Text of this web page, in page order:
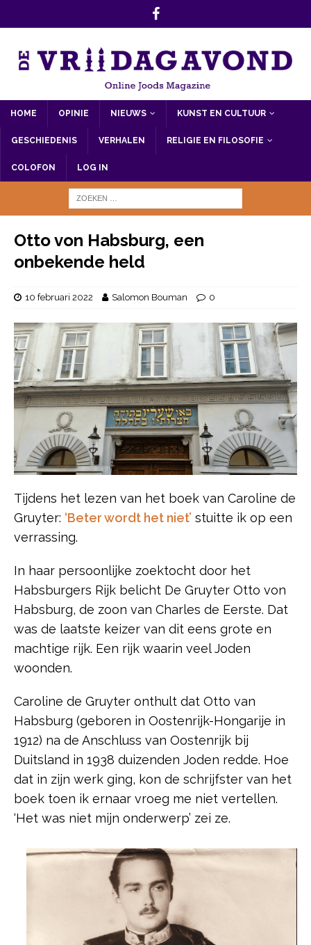
HOME OPINIE NIEUWS KUNST EN CULTUUR
GESCHIEDENIS VERHALEN RELIGIE EN FILOSOFIE
COLOFON LOG IN
Otto von Habsburg, een
onbekende held
10 februari 2022 Salomon Bouman 0
Tijdens het lezen van het boek van Caroline de
Gruyter: ‘Beter wordt het niet’ stuitte ik op een
verrassing.
In haar persoonlijke zoektocht door het
Habsburgers Rijk belicht De Gruyter Otto von
Habsburg, de zoon van Charles de Eerste. Dat
was de laatste keizer van dit eens grote en
machtige rijk. Een rijk waarin veel Joden
woonden.
Caroline de Gruyter onthult dat Otto van
Habsburg (geboren in Oostenrijk-Hongarije in
1912) na de Anschluss van Oostenrijk bij
Duitsland in 1938 duizenden Joden redde. Hoe
dat in zijn werk ging, kon de schrijfster van het
boek toen ik ernaar vroeg me niet vertellen.
‘Het was niet mijn onderwerp’ zei ze.